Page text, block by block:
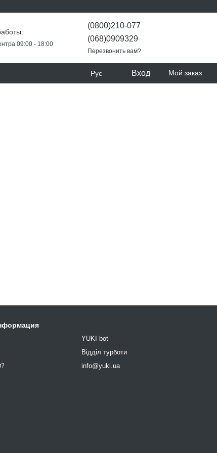
09:00 - 18:00
(0800)210-077
(068)0909329
Перезвонить вам?
Рус Вход Мой заказ
YUKI bot
Відділ турботи
info@yuki.ua